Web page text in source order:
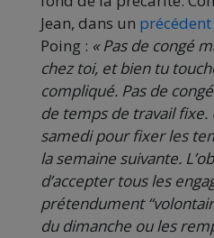
Jean, dans un
Poing : « Pas de congé
chez toi, et bien tu
compliqué. Pas de
de temps de travail
samedi pour fixer les
la semaine suivante.
d’accepter tous les
prétendument
du dimanche ou les